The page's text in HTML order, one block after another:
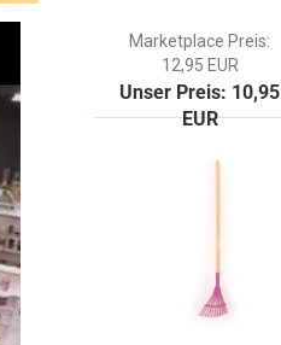
Marketplace Preis:
12,95 EUR
Unser Preis: 10,95
EUR